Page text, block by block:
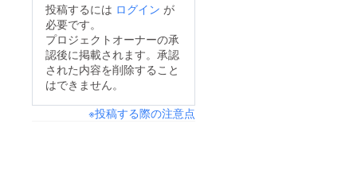
投稿するには ログイン が
必要です。
プロジェクトオーナーの承
認後に掲載されます。承認
された内容を削除すること
はできません。
※投稿する際の注意点